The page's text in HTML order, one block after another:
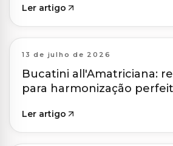
Ler artigo
13 de julho de 2026
Bucatini all'Amatriciana:
para harmonização
Ler artigo